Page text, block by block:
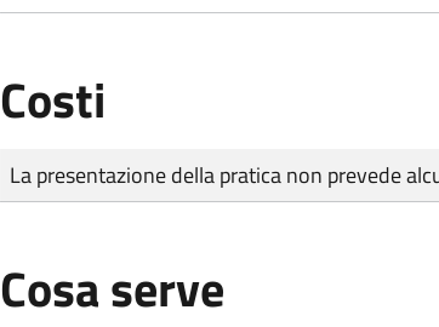
Costi
Tipo di pagamento
Importo
La presentazione della pratica non prevede
Cosa serve